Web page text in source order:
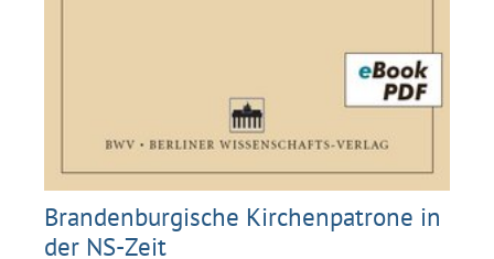
Brandenburgische Kirchenpatrone in
der NS-Zeit